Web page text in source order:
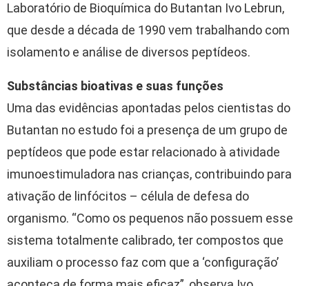
Laboratório de Bioquímica do Butantan Ivo Lebrun,
que desde a década de 1990 vem trabalhando com
isolamento e análise de diversos peptídeos.
Substâncias bioativas e suas funções
Uma das evidências apontadas pelos cientistas do
Butantan no estudo foi a presença de um grupo de
peptídeos que pode estar relacionado à atividade
imunoestimuladora nas crianças, contribuindo para
ativação de linfócitos – célula de defesa do
organismo. “Como os pequenos não possuem esse
sistema totalmente calibrado, ter compostos que
auxiliam o processo faz com que a ‘configuração’